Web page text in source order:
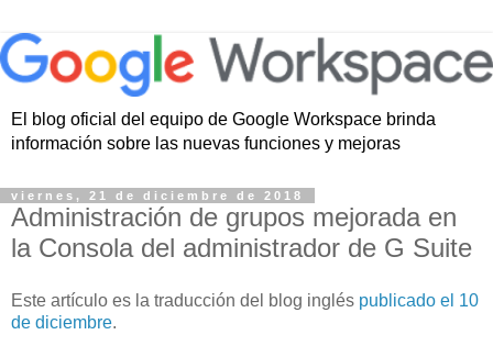
El blog oficial del equipo de Google Workspace brinda
información sobre las nuevas funciones y mejoras
viernes, 21 de diciembre de 2018
Administración de grupos mejorada en
la Consola del administrador de G Suite
Este artículo es la traducción del blog inglés publicado el 10
de diciembre.